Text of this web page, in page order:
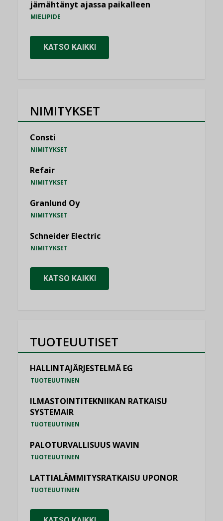
jämähtänyt ajassa paikalleen
MIELIPIDE
KATSO KAIKKI
NIMITYKSET
Consti
NIMITYKSET
Refair
NIMITYKSET
Granlund Oy
NIMITYKSET
Schneider Electric
NIMITYKSET
KATSO KAIKKI
TUOTEUUTISET
HALLINTAJÄRJESTELMÄ EG
TUOTEUUTINEN
ILMASTOINTITEKNIIKAN RATKAISU
SYSTEMAIR
TUOTEUUTINEN
PALOTURVALLISUUS WAVIN
TUOTEUUTINEN
LATTIALÄMMITYSRATKAISU UPONOR
TUOTEUUTINEN